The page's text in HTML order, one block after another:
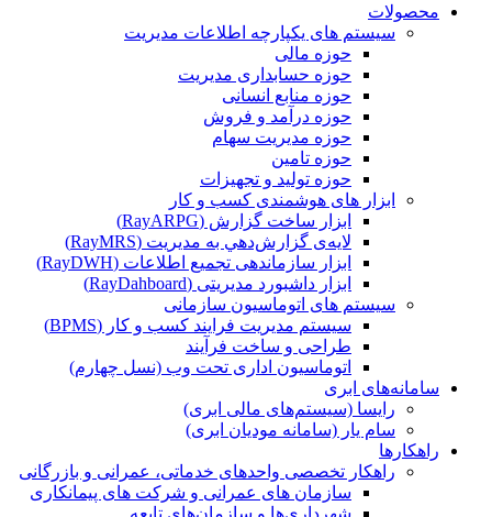
محصولات
سیستم های یکپارچه اطلاعات مدیریت
حوزه مالی
حوزه حسابداری مدیریت
حوزه منابع انسانی
حوزه درآمد و فروش
حوزه مدیریت سهام
حوزه تامین
حوزه تولید و تجهیزات
ابزار های هوشمندی کسب و کار
ابزار ساخت گزارش (RayARPG)
لایه‌ی گزارش‌دهي به مديريت (RayMRS)
ابزار سازماندهی تجمیع اطلاعات (RayDWH)
ابزار داشبورد مدیریتی (RayDahboard)
سیستم های اتوماسیون سازمانی
سیستم مدیریت فرایند کسب و کار (BPMS)
طراحی و ساخت فرآیند
اتوماسیون اداری تحت وب (نسل چهارم)
سامانه‌های ابری
رایسا (سیستم‌های مالی ابری)
سام یار (سامانه مودیان ابری)
راهکارها
راهکار تخصصی واحدهای خدماتی، عمرانی و بازرگانی
سازمان های عمرانی و شرکت های پیمانکاری
شهرداری‌ها و سازمان‌های تابعه